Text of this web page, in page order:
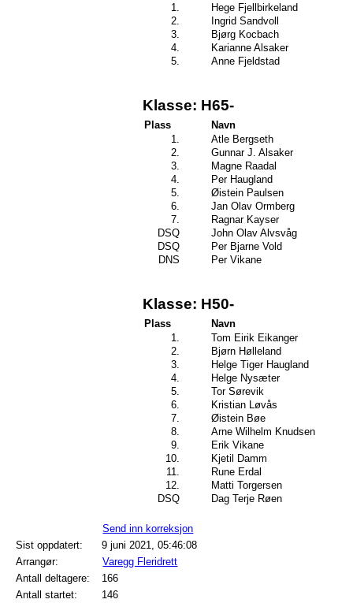
1.
Hege Fjellbirkeland
2.
Ingrid Sandvoll
3.
Bjørg Kocbach
4.
Karianne Alsaker
5.
Anne Fjeldstad
Klasse: H65-
Plass
Navn
1.
Atle Bergseth
2.
Gunnar J. Alsaker
3.
Magne Raadal
4.
Per Haugland
5.
Øistein Paulsen
6.
Jan Olav Ormberg
7.
Ragnar Kayser
DSQ
John Olav Alvsvåg
DSQ
Per Bjarne Vold
DNS
Per Vikane
Klasse: H50-
Plass
Navn
1.
Tom Eirik Eikanger
2.
Bjørn Hølleland
3.
Helge Tiger Haugland
4.
Helge Nysæter
5.
Tor Sørevik
6.
Kristian Løvås
7.
Øistein Bøe
8.
Arne Wilhelm Knudsen
9.
Erik Vikane
10.
Kjetil Damm
11.
Rune Erdal
12.
Matti Torgersen
DSQ
Dag Terje Røen
Send inn korreksjon
Sist oppdatert:
9 juni 2021, 05:46:08
Arrangør:
Varegg Fleridrett
Antall deltagere:
166
Antall startet:
146